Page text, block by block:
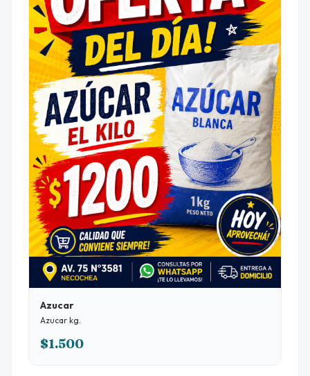
Azucar
Azucar kg.
$1.500